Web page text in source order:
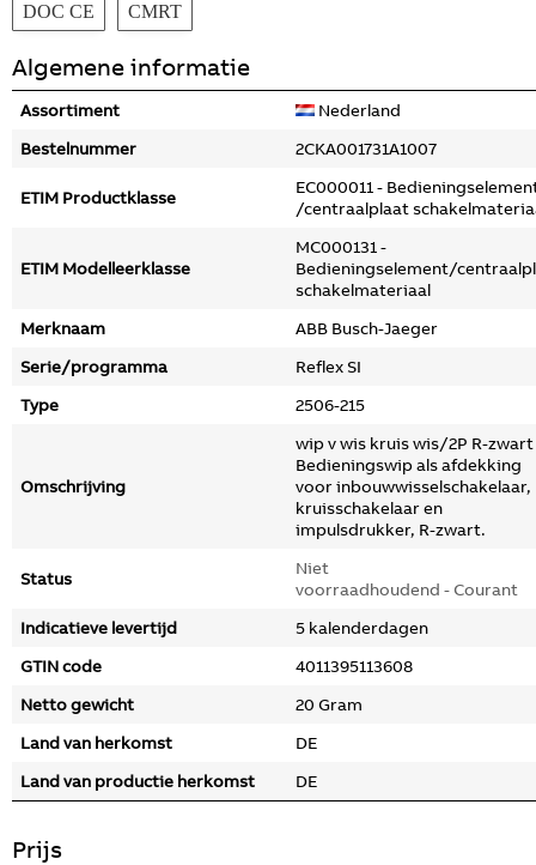
DOC CE CMRT
Algemene informatie
Assortiment
Nederland
Bestelnummer
2CKA001731A1007
ETIM Productklasse
EC000011 -
/centraalplaat
ETIM Modelleerklasse
MC000131 -
Bedieningselement/
schakelmateriaal
Merknaam
ABB Busch-Jaeger
Serie/programma
Reflex SI
Type
2506-215
Omschrijving
wip v wis kruis wis/2P R-zwart
Bedieningswip als afdekking
voor inbouwwisselschakelaar,
kruisschakelaar en
impulsdrukker, R-zwart.
Status
Niet
voorraadhoudend - Courant
Indicatieve levertijd
5 kalenderdagen
GTIN code
4011395113608
Netto gewicht
20 Gram
Land van herkomst
DE
Land van productie herkomst
DE
Prijs